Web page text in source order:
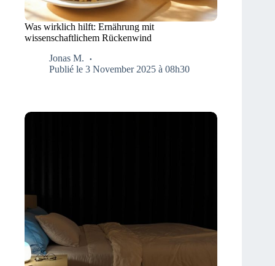
Was wirklich hilft: Ernährung mit
wissenschaftlichem Rückenwind
Jonas M.
Publié le 3 November 2025 à 08h30